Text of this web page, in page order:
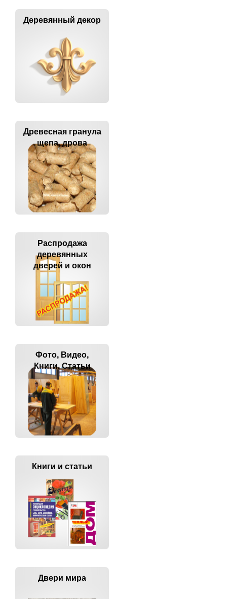
Деревянный декор
Древесная гранула
щепа, дрова
Распродажа
деревянных
дверей и окон
Фото, Видео,
Книги, Статьи
Книги и статьи
Двери мира